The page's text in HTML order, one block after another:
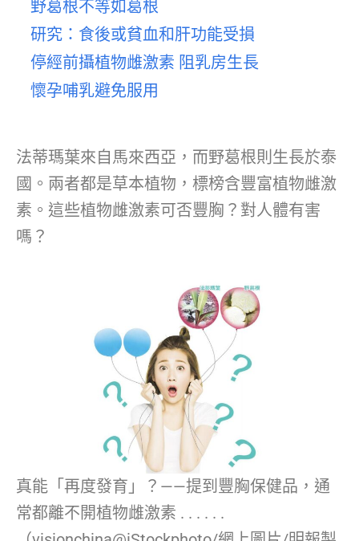
野葛根不等如葛根
研究：食後或貧血和肝功能受損
停經前攝植物雌激素 阻乳房生長
懷孕哺乳避免服用
法蒂瑪葉來自馬來西亞，而野葛根則生長於泰
國。兩者都是草本植物，標榜含豐富植物雌激
素。這些植物雌激素可否豐胸？對人體有害
嗎？
真能「再度發育」？——提到豐胸保健品，通
常都離不開植物雌激素 . . . . . .